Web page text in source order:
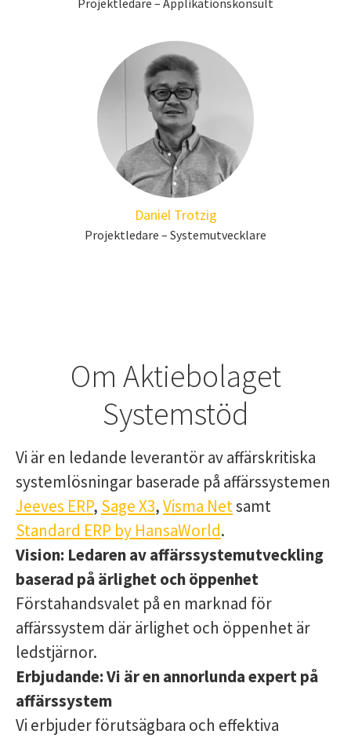
Projektledare – Applikationskonsult
Daniel Trotzig
Projektledare – Systemutvecklare
Om Aktiebolaget
Systemstöd
Vi är en ledande leverantör av affärskritiska
systemlösningar baserade på affärssystemen
Jeeves ERP, Sage X3,Visma Netsamt
Standard ERP by HansaWorld.
Vision: Ledaren av affärssystemutveckling
baserad på ärlighet och öppenhet
Förstahandsvalet på en marknad för
affärssystem där ärlighet och öppenhet är
ledstjärnor.
Erbjudande:Vi är en annorlunda expert på
affärssystem
Vi erbjuder förutsägbara och effektiva